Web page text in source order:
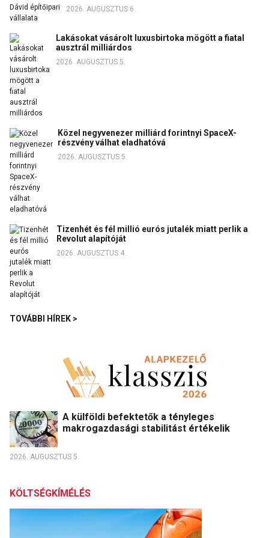
2026. AUGUSZTUS 6.
Lakásokat vásárolt luxusbirtoka mögött a fiatal
ausztrál milliárdos
2026. AUGUSZTUS 5.
Közel negyvenezer milliárd forintnyi SpaceX-
részvény válhat eladhatóvá
2026. AUGUSZTUS 5.
Tizenhét és fél millió eurós jutalék miatt perlik a
Revolut alapítóját
2026. AUGUSZTUS 4.
TOVÁBBI HÍREK >
A külföldi befektetők a tényleges
makrogazdasági stabilitást értékelik
2026. AUGUSZTUS 5.
KÖLTSÉGKÍMÉLÉS